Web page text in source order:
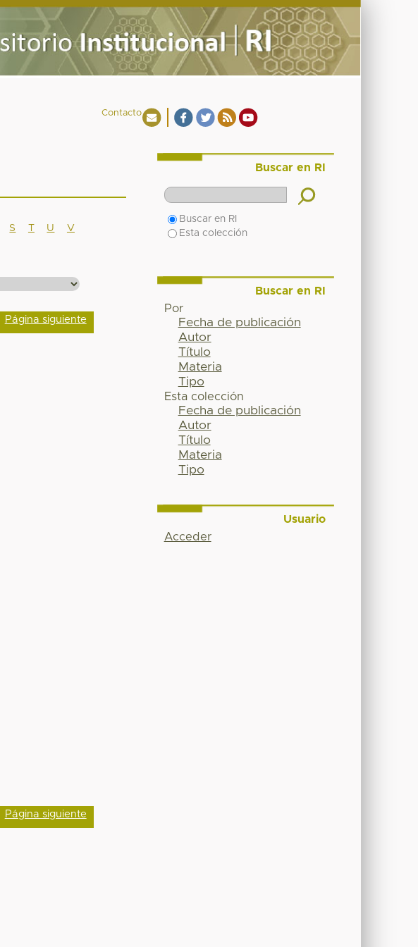
Contacto
S T U
V
Página siguiente
Página siguiente
Buscar en RI
Buscar en RI
Esta colección
Buscar en RI
Por
Fecha de publicación
Autor
Título
Materia
Tipo
Esta colección
Fecha de publicación
Autor
Título
Materia
Tipo
Usuario
Acceder